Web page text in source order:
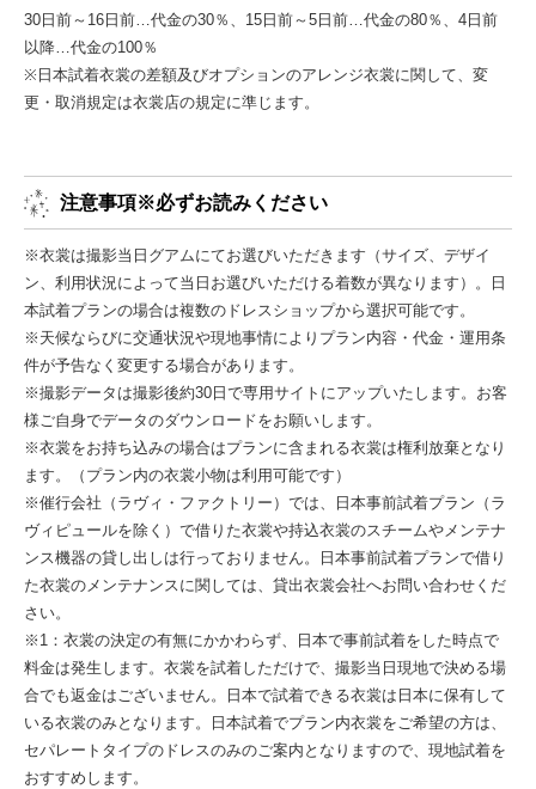
30日前～16日前…代金の30％、15日前～5日前…代金の80％、4日前
以降…代金の100％
※日本試着衣裳の差額及びオプションのアレンジ衣裳に関して、変
更・取消規定は衣裳店の規定に準じます。
注意事項※必ずお読みください
※衣裳は撮影当日グアムにてお選びいただきます（サイズ、デザイ
ン、利用状況によって当日お選びいただける着数が異なります）。日
本試着プランの場合は複数のドレスショップから選択可能です。
※天候ならびに交通状況や現地事情によりプラン内容・代金・運用条
件が予告なく変更する場合があります。
※撮影データは撮影後約30日で専用サイトにアップいたします。お客
様ご自身でデータのダウンロードをお願いします。
※衣裳をお持ち込みの場合はプランに含まれる衣裳は権利放棄となり
ます。（プラン内の衣裳小物は利用可能です）
※催行会社（ラヴィ・ファクトリー）では、日本事前試着プラン（ラ
ヴィピュールを除く）で借りた衣裳や持込衣裳のスチームやメンテナ
ンス機器の貸し出しは行っておりません。日本事前試着プランで借り
た衣裳のメンテナンスに関しては、貸出衣裳会社へお問い合わせくだ
さい。
※1：衣裳の決定の有無にかかわらず、日本で事前試着をした時点で
料金は発生します。衣裳を試着しただけで、撮影当日現地で決める場
合でも返金はございません。日本で試着できる衣裳は日本に保有して
いる衣裳のみとなります。日本試着でプラン内衣裳をご希望の方は、
セパレートタイプのドレスのみのご案内となりますので、現地試着を
おすすめします。